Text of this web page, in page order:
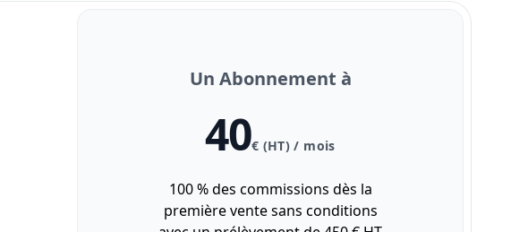
Un Abonnement à
40€ (HT) / mois
100 % des commissions dès la
première vente sans conditions